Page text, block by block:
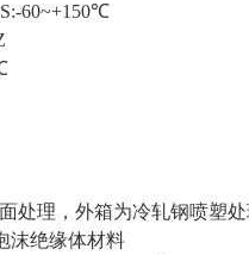
60~+150℃
处理，外箱为冷轧钢喷塑
沫绝缘体材料